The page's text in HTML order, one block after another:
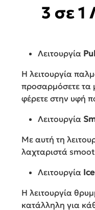
3 σε 1
Λειτουργία
Η λειτουργία
προσαρμόσετε τα
φέρετε στην υφή
Λειτουργία
Με αυτή τη
λαχταριστά
Λειτουργία
Η λειτουργία
κατάλληλη για